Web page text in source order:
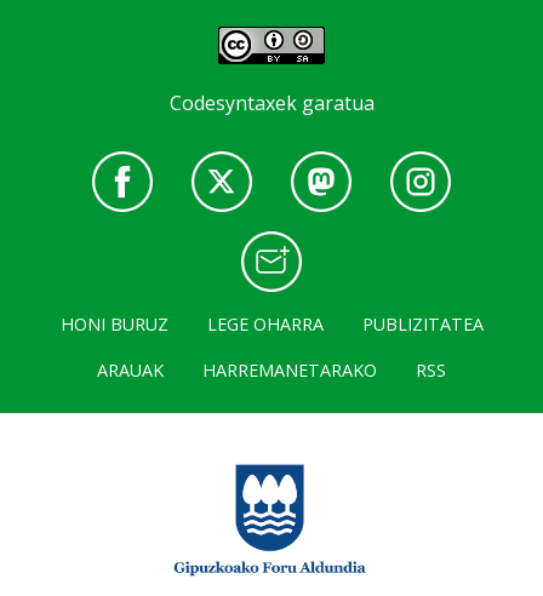
Codesyntaxek garatua
HONI BURUZ LEGE OHARRA
PUBLIZITATEA
ARAUAK
HARREMANETARAKO RSS